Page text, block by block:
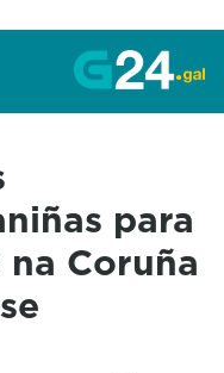
para
na Coruña